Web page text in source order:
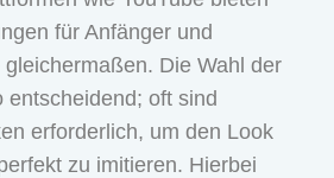
für Anfänger und
Die Wahl der
entscheidend; oft sind
erforderlich, um den Look
zu imitieren. Hierbei